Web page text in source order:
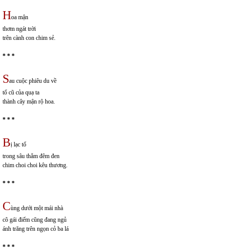
Hoa mận
thơm ngát trời
trên cành con chim sẻ.
* * *
Sau cuộc phiêu du về
tổ cũ của quạ ta
thành cây mận rộ hoa.
* * *
Bị lạc tổ
trong sâu thẳm đêm đen
chim choi choi kêu thương.
* * *
Cùng dưới một mái nhà
cô gái điếm cũng đang ngủ
ánh trăng trên ngọn cỏ ba lá
* * *